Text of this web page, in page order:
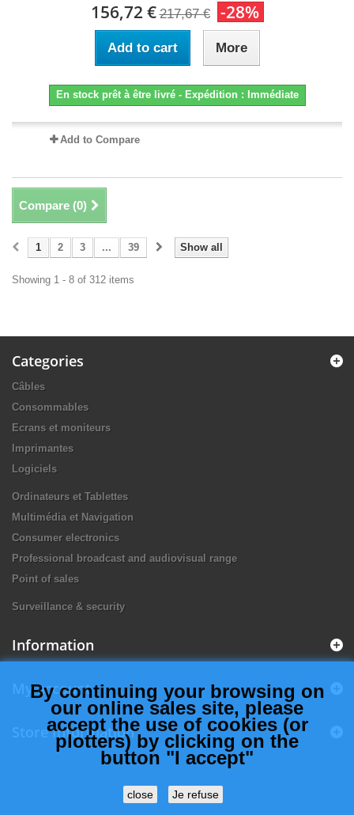
156,72 € 217,67 € -28%
Add to cart More
En stock prêt à être livré - Expédition : Immédiate
Add to Compare
Compare (0)
Show all
1 2 3 ... 39
Showing 1 - 8 of 312 items
Categories
Câbles
Consommables
Ecrans et moniteurs
Imprimantes
Logiciels
Ordinateurs et Tablettes
Multimédia et Navigation
Consumer electronics
Professional broadcast and audiovisual range
Point of sales
Surveillance & security
Information
My account
Store Information
By continuing your browsing on
our online sales site, please
accept the use of cookies (or
plotters) by clicking on the
button "I accept"
close Je refuse